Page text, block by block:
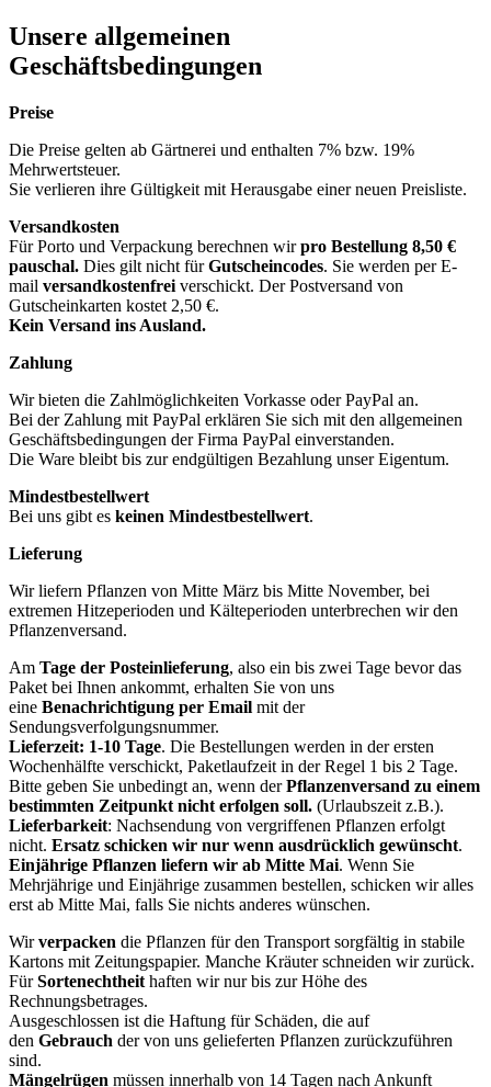
Unsere allgemeinen
Geschäftsbedingungen
Preise
Die Preise gelten ab Gärtnerei und enthalten 7% bzw. 19%
Mehrwertsteuer.
Sie verlieren ihre Gültigkeit mit Herausgabe einer neuen Preisliste.
Versandkosten
Für Porto und Verpackung berechnen wirpro Bestellung 8,50 €
pauschal. Dies gilt nicht fürGutscheincodes. Sie werden per E-
mail versandkostenfrei verschickt. Der Postversand von
Gutscheinkarten kostet 2,50 €.
Kein Versand ins Ausland.
Zahlung
Wir bieten die Zahlmöglichkeiten Vorkasse oder PayPal an.
Bei der Zahlung mit PayPal erklären Sie sich mit den allgemeinen
Geschäftsbedingungen der Firma PayPal einverstanden.
Die Ware bleibt bis zur endgültigen Bezahlung unser Eigentum.
Mindestbestellwert
Bei uns gibt es keinen Mindestbestellwert.
Lieferung
Wir liefern Pflanzen von Mitte März bis Mitte November, bei
extremen Hitzeperioden und Kälteperioden unterbrechen wir den
Pflanzenversand.
Am Tage der Posteinlieferung, also ein bis zwei Tage bevor das
Paket bei Ihnen ankommt, erhalten Sie von uns
eine Benachrichtigung per Email mit der
Sendungsverfolgungsnummer.
Lieferzeit: 1-10 Tage. Die Bestellungen werden in der ersten
Wochenhälfte verschickt, Paketlaufzeit in der Regel 1 bis 2 Tage.
Bitte geben Sie unbedingt an, wenn derPflanzenversand zu einem
bestimmten Zeitpunkt nicht erfolgen soll. (Urlaubszeit z.B.).
Lieferbarkeit: Nachsendung von vergriffenen Pflanzen erfolgt
nicht. Ersatz schicken wir nur wenn ausdrücklich gewünscht.
Einjährige Pflanzen liefern wir ab Mitte Mai. Wenn Sie
Mehrjährige und Einjährige zusammen bestellen, schicken wir alles
erst ab Mitte Mai, falls Sie nichts anderes wünschen.
Wirverpacken die Pflanzen für den Transport sorgfältig in stabile
Kartons mit Zeitungspapier. Manche Kräuter schneiden wir zurück.
FürSortenechtheit haften wir nur bis zur Höhe des
Rechnungsbetrages.
Ausgeschlossen ist die Haftung für Schäden, die auf
den Gebrauch der von uns gelieferten Pflanzen zurückzuführen
sind.
Mängelrügen müssen innerhalb von 14 Tagen nach Ankunft